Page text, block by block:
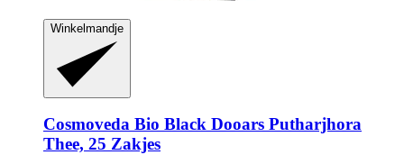
Winkelmandje
Cosmoveda Bio Black Dooars Putharjhora
Thee, 25 Zakjes